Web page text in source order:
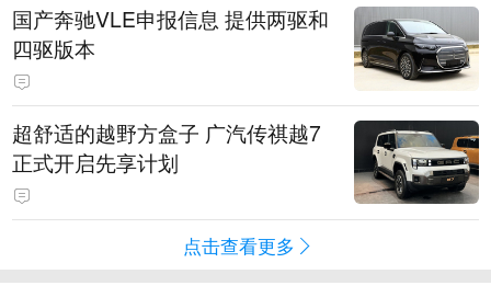
国产奔驰VLE申报信息 提供两驱和
四驱版本
超舒适的越野方盒子 广汽传祺越7
正式开启先享计划
点击查看更多